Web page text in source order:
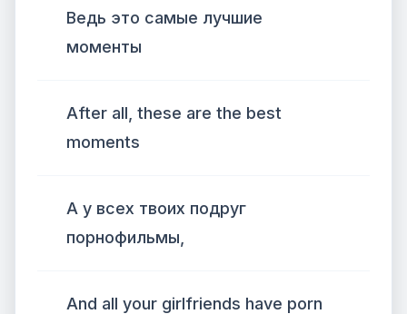
Ведь это самые лучшие
моменты
After all, these are the best
moments
А у всех твоих подруг
порнофильмы,
And all your girlfriends have porn